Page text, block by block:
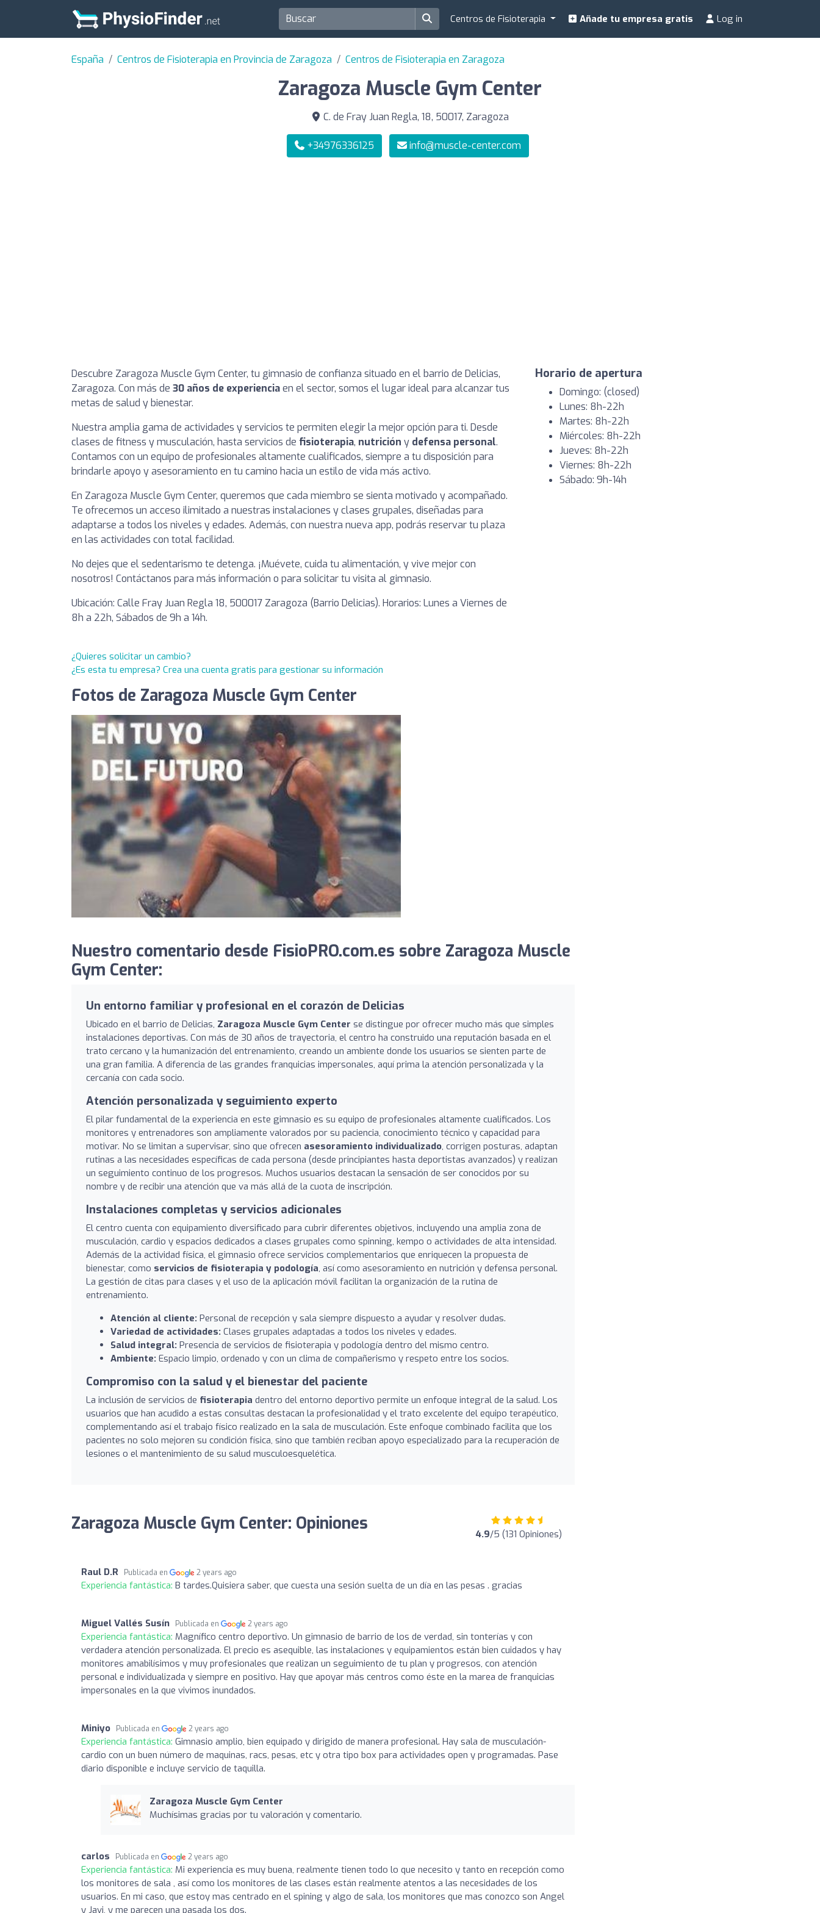
Centros de Fisioterapia Añade tu empresa gratis Log in
España Centros de Fisioterapia en Provincia de Zaragoza Centros de Fisioterapia en Zaragoza
Zaragoza Muscle Gym Center
C. de Fray Juan Regla, 18, 50017, Zaragoza
+34976336125 info@muscle-center.com
Descubre Zaragoza Muscle Gym Center, tu gimnasio de confianza situado en el barrio de Delicias,
Zaragoza. Con más de 30 años de experienciaen el sector, somos el lugar ideal para alcanzar tus
metas de salud y bienestar.
Nuestra amplia gama de actividades y servicios te permiten elegir la mejor opción para ti. Desde
clases de fitness y musculación, hasta servicios de fisioterapia, nutrición y defensa personal.
Contamos con un equipo de profesionales altamente cualificados, siempre a tu disposición para
brindarle apoyo y asesoramiento en tu camino hacia un estilo de vida más activo.
En Zaragoza Muscle Gym Center, queremos que cada miembro se sienta motivado y acompañado.
Te ofrecemos un acceso ilimitado a nuestras instalaciones y clases grupales, diseñadas para
adaptarse a todos los niveles y edades. Además, con nuestra nueva app, podrás reservar tu plaza
en las actividades con total facilidad.
No dejes que el sedentarismo te detenga. ¡Muévete, cuida tu alimentación, y vive mejor con
nosotros! Contáctanos para más información o para solicitar tu visita al gimnasio.
Ubicación: Calle Fray Juan Regla 18, 500017 Zaragoza (Barrio Delicias). Horarios: Lunes a Viernes de
8h a 22h, Sábados de 9h a 14h.
Horario de apertura
Domingo: (closed)
Lunes: 8h-22h
Martes: 8h-22h
Miércoles: 8h-22h
Jueves: 8h-22h
Viernes: 8h-22h
Sábado: 9h-14h
¿Quieres solicitar un cambio?
¿Es esta tu empresa? Crea una cuenta gratis para gestionar su información
Fotos de Zaragoza Muscle Gym Center
Nuestro comentario desde FisioPRO.com.es sobre Zaragoza Muscle
Gym Center:
Un entorno familiar y profesional en el corazón de Delicias
Ubicado en el barrio de Delicias, Zaragoza Muscle Gym Center se distingue por ofrecer mucho más que simples
instalaciones deportivas. Con más de 30 años de trayectoria, el centro ha construido una reputación basada en el
trato cercano y la humanización del entrenamiento, creando un ambiente donde los usuarios se sienten parte de
una gran familia. A diferencia de las grandes franquicias impersonales, aquí prima la atención personalizada y la
cercanía con cada socio.
Atención personalizada y seguimiento experto
El pilar fundamental de la experiencia en este gimnasio es su equipo de profesionales altamente cualificados. Los
monitores y entrenadores son ampliamente valorados por su paciencia, conocimiento técnico y capacidad para
motivar. No se limitan a supervisar, sino que ofrecen asesoramiento individualizado, corrigen posturas, adaptan
rutinas a las necesidades específicas de cada persona (desde principiantes hasta deportistas avanzados) y realizan
un seguimiento continuo de los progresos. Muchos usuarios destacan la sensación de ser conocidos por su
nombre y de recibir una atención que va más allá de la cuota de inscripción.
Instalaciones completas y servicios adicionales
El centro cuenta con equipamiento diversificado para cubrir diferentes objetivos, incluyendo una amplia zona de
musculación, cardio y espacios dedicados a clases grupales como spinning, kempo o actividades de alta intensidad.
Además de la actividad física, el gimnasio ofrece servicios complementarios que enriquecen la propuesta de
bienestar, como servicios de fisioterapia y podología, así como asesoramiento en nutrición y defensa personal.
La gestión de citas para clases y el uso de la aplicación móvil facilitan la organización de la rutina de
entrenamiento.
Atención al cliente: Personal de recepción y sala siempre dispuesto a ayudar y resolver dudas.
Variedad de actividades: Clases grupales adaptadas a todos los niveles y edades.
Salud integral: Presencia de servicios de fisioterapia y podología dentro del mismo centro.
Ambiente: Espacio limpio, ordenado y con un clima de compañerismo y respeto entre los socios.
Compromiso con la salud y el bienestar del paciente
La inclusión de servicios de fisioterapia dentro del entorno deportivo permite un enfoque integral de la salud. Los
usuarios que han acudido a estas consultas destacan la profesionalidad y el trato excelente del equipo terapéutico,
complementando así el trabajo físico realizado en la sala de musculación. Este enfoque combinado facilita que los
pacientes no solo mejoren su condición física, sino que también reciban apoyo especializado para la recuperación de
lesiones o el mantenimiento de su salud musculoesquelética.
Zaragoza Muscle Gym Center: Opiniones 4.9/5 (131 Opiniones)
Raul D.R Publicada en 2 years ago
Experiencia fantástica: B tardes.Quisiera saber, que cuesta una sesión suelta de un día en las pesas . gracias
Miguel Vallés Susín Publicada en 2 years ago
Experiencia fantástica: Magnífico centro deportivo. Un gimnasio de barrio de los de verdad, sin tonterías y con
verdadera atención personalizada. El precio es asequible, las instalaciones y equipamientos están bien cuidados y hay
monitores amabilísimos y muy profesionales que realizan un seguimiento de tu plan y progresos, con atención
personal e individualizada y siempre en positivo. Hay que apoyar más centros como éste en la marea de franquicias
impersonales en la que vivimos inundados.
Miniyo Publicada en 2 years ago
Experiencia fantástica: Gimnasio amplio, bien equipado y dirigido de manera profesional. Hay sala de musculación-
cardio con un buen número de maquinas, racs, pesas, etc y otra tipo box para actividades open y programadas. Pase
diario disponible e incluye servicio de taquilla.
Zaragoza Muscle Gym Center
Muchísimas gracias por tu valoración y comentario.
carlos Publicada en 2 years ago
Experiencia fantástica: Mi experiencia es muy buena, realmente tienen todo lo que necesito y tanto en recepción como
los monitores de sala , así como los monitores de las clases están realmente atentos a las necesidades de los
usuarios. En mi caso, que estoy mas centrado en el spining y algo de sala, los monitores que mas conozco son Angel
y Javi, y me parecen una pasada los dos.